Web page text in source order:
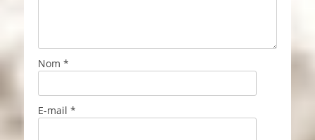
Nom *
E-mail *